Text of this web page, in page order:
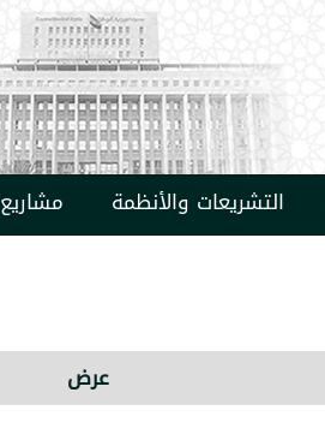
التشريعات والأنظمة مشاريع
عرض